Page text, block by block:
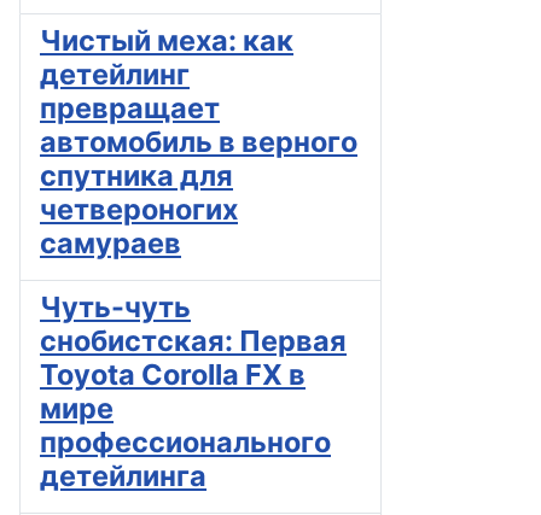
Чистый меха: как
детейлинг
превращает
автомобиль в верного
спутника для
четвероногих
самураев
Чуть-чуть
снобистская: Первая
Toyota Corolla FX в
мире
профессионального
детейлинга